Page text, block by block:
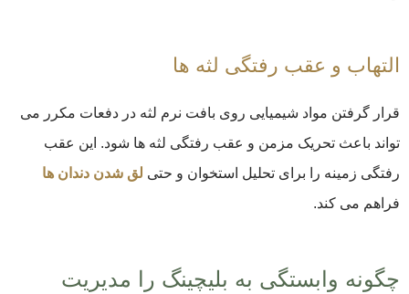
التهاب و عقب ‌رفتگی لثه‌ ها
قرار گرفتن مواد شیمیایی روی بافت نرم لثه در دفعات مکرر می
‌تواند باعث تحریک مزمن و عقب‌ رفتگی لثه ‌ها شود. این عقب
‌رفتگی زمینه را برای تحلیل استخوان و حتی لق شدن دندان ‌ها
فراهم می ‌کند.
چگونه وابستگی به بلیچینگ را مدیریت